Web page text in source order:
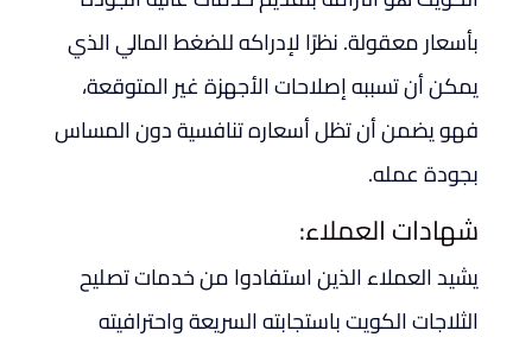
بأسعار معقولة. نظرًا لإدراكه للضغط المالي الذي
يمكن أن تسببه إصلاحات الأجهزة غير المتوقعة،
فهو يضمن أن تظل أسعاره تنافسية دون المساس
بجودة عمله.
شهادات العملاء:
يشيد العملاء الذين استفادوا من خدمات تصليح
الثلاجات الكويت باستجابته السريعة واحترافيته